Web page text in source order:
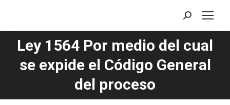
Buscar:
Ley 1564 Por medio del cual
se expide el Código General
del proceso
Estás aquí: